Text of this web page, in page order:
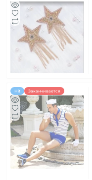
Hit Заканчивается